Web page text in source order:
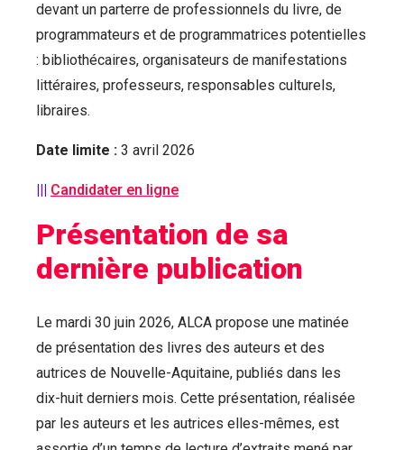
devant un parterre de professionnels du livre, de
programmateurs et de programmatrices potentielles
: bibliothécaires, organisateurs de manifestations
littéraires, professeurs, responsables culturels,
libraires.
Date limite : 3 avril 2026
||| Candidater en ligne
Présentation de sa
dernière publication
Le mardi 30 juin 2026, ALCA propose une matinée
de présentation des livres des auteurs et des
autrices de Nouvelle-Aquitaine, publiés dans les
dix-huit derniers mois. Cette présentation, réalisée
par les auteurs et les autrices elles-mêmes, est